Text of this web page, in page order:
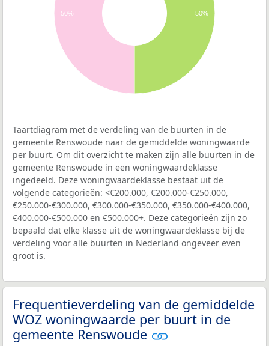
50% 50%
Taartdiagram met de verdeling van de buurten in de
gemeente Renswoude naar de gemiddelde woningwaarde
per buurt. Om dit overzicht te maken zijn alle buurten in de
gemeente Renswoude in een woningwaardeklasse
ingedeeld. Deze woningwaardeklasse bestaat uit de
volgende categorieën: <€200.000, €200.000-€250.000,
€250.000-€300.000, €300.000-€350.000, €350.000-€400.000,
€400.000-€500.000 en €500.000+. Deze categorieën zijn zo
bepaald dat elke klasse uit de woningwaardeklasse bij de
verdeling voor alle buurten in Nederland ongeveer even
groot is.
Frequentieverdeling van de gemiddelde
WOZ woningwaarde per buurt in de
gemeente Renswoude